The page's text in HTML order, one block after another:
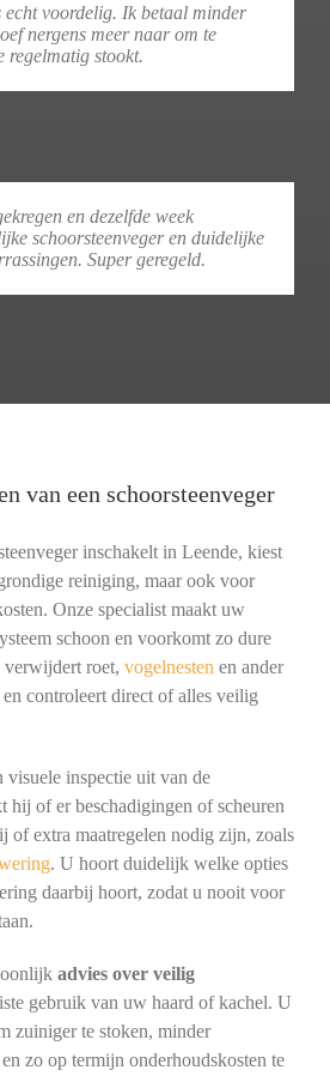
echt voordelig. Ik betaal minder
nergens meer naar om te
regelmatig stookt.
en dezelfde week
schoorsteenveger en duidelijke
Super geregeld.
van een schoorsteenveger
inschakelt in Leende, kiest
reiniging, maar ook voor
Onze specialist maakt uw
schoon en voorkomt zo dure
verwijdert roet, vogelnesten en ander
controleert direct of alles veilig
visuele inspectie uit van de
hij of er beschadigingen of scheuren
of extra maatregelen nodig zijn, zoals
. U hoort duidelijk welke opties
daarbij hoort, zodat u nooit voor
advies over veilig
gebruik van uw haard of kachel. U
zuiniger te stoken, minder
zo op termijn onderhoudskosten te